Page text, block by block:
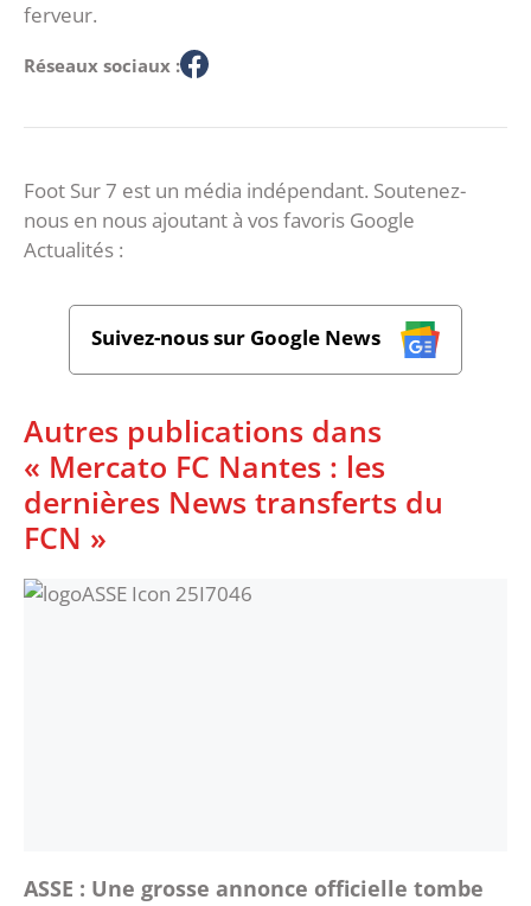
ferveur.
Réseaux sociaux :
Foot Sur 7 est un média indépendant. Soutenez-
nous en nous ajoutant à vos favoris Google
Actualités :
Suivez-nous sur Google News
Autres publications dans
« Mercato FC Nantes : les
dernières News transferts du
FCN »
ASSE : Une grosse annonce officielle tombe